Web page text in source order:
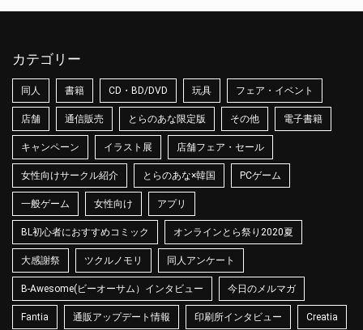
カテゴリー
同人 書籍 CD・BD/DVD 玩具 フェア・イベント
店舗 通信販売 とらのあな限定版 その他 電子書籍
キャンペーン イラスト展 店舗フェア・セール
女性向けサークル紹介 とらのあな×韓国 PCゲーム
一般ゲーム 女性向け アプリ
BL初心者におすすめコミック オンラインとら祭り2020夏
大感謝祭 ツクルノモリ 同人アンケート
B-Awesome(ビーオーサム）インタビュー 今日のメルマガ
Fantia 通販アップデート情報 印刷所インタビュー Creatia